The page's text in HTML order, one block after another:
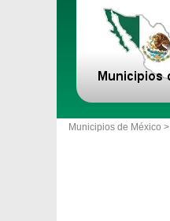
Municipios de México >